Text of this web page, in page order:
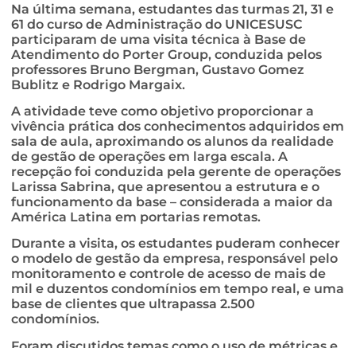
Na última semana, estudantes das turmas 21, 31 e
61 do curso de Administração do UNICESUSC
participaram de uma visita técnica à Base de
Atendimento do Porter Group, conduzida pelos
professores Bruno Bergman, Gustavo Gomez
Bublitz e Rodrigo Margaix.
A atividade teve como objetivo proporcionar a
vivência prática dos conhecimentos adquiridos em
sala de aula, aproximando os alunos da realidade
de gestão de operações em larga escala. A
recepção foi conduzida pela gerente de operações
Larissa Sabrina, que apresentou a estrutura e o
funcionamento da base – considerada a maior da
América Latina em portarias remotas.
Durante a visita, os estudantes puderam conhecer
o modelo de gestão da empresa, responsável pelo
monitoramento e controle de acesso de mais de
mil e duzentos condomínios em tempo real, e uma
base de clientes que ultrapassa 2.500
condomínios.